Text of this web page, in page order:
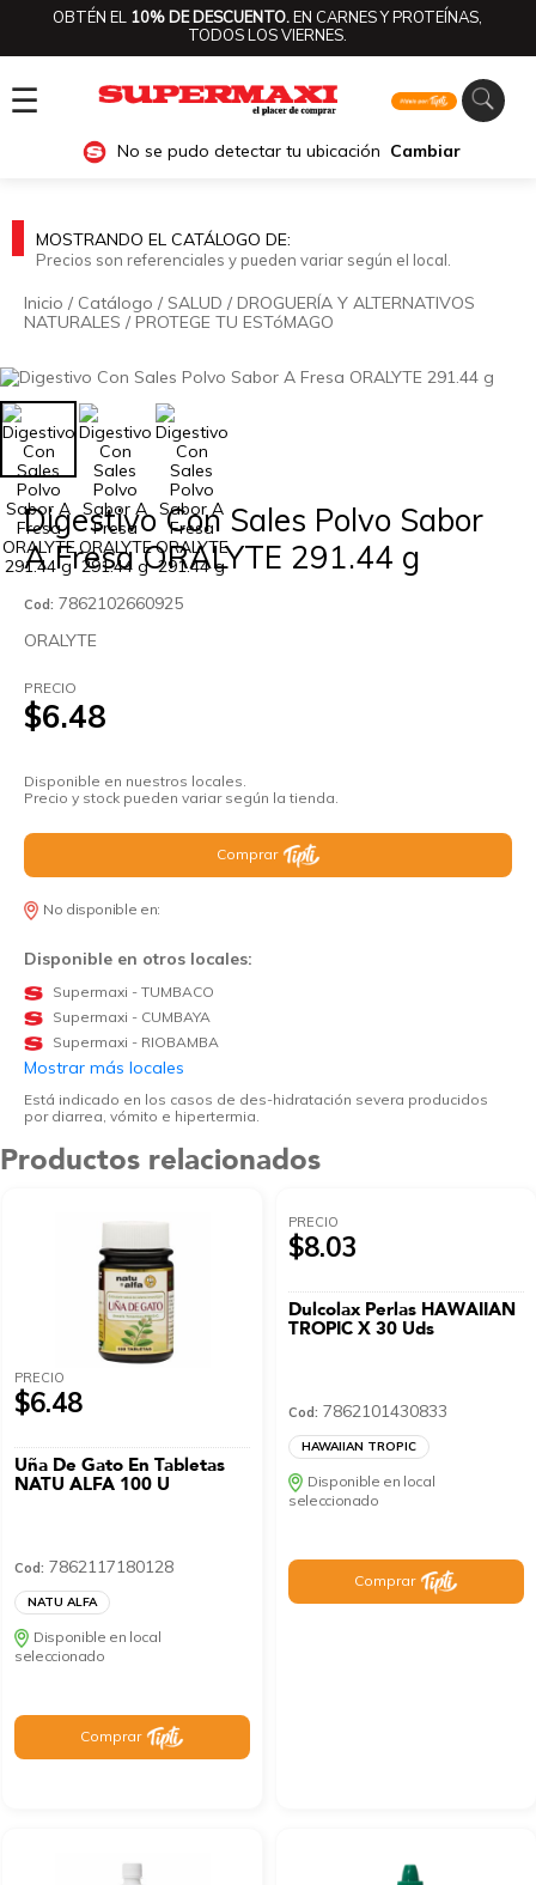
OBTÉN EL 10% DE DESCUENTO.EN CARNES Y PROTEÍNAS,
TODOS LOS VIERNES.
☰
No se pudo detectar tu ubicación Cambiar
MOSTRANDO EL CATÁLOGO DE:
Precios son referenciales y pueden variar según el local.
Inicio / Catálogo / SALUD / DROGUERÍA Y ALTERNATIVOS
NATURALES / PROTEGE TU ESTóMAGO
Digestivo Con Sales Polvo Sabor
A Fresa ORALYTE 291.44 g
Cod: 7862102660925
ORALYTE
PRECIO
$6.48
Disponible en nuestros locales.
Precio y stock pueden variar según la tienda.
Comprar
No disponible en:
Disponible en otros locales:
Supermaxi - TUMBACO
Supermaxi - CUMBAYA
Supermaxi - RIOBAMBA
Mostrar más locales
Está indicado en los casos de des-hidratación severa producidos
por diarrea, vómito e hipertermia.
Productos relacionados
PRECIO
$6.48
Uña De Gato En Tabletas
NATU ALFA 100 U
Cod: 7862117180128
NATU ALFA
Disponible en local
seleccionado
Comprar
PRECIO
$8.03
Dulcolax Perlas HAWAIIAN
TROPIC X 30 Uds
Cod: 7862101430833
HAWAIIAN TROPIC
Disponible en local
seleccionado
Comprar